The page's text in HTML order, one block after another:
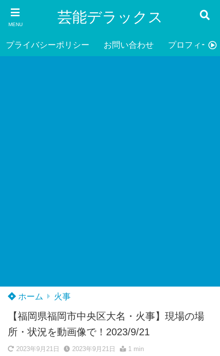
MENU 芸能デラックス
プライバシーポリシー お問い合わせ プロフィール
ホーム 火事
【福岡県福岡市中央区大名・火事】現場の場
所・状況を動画像で！2023/9/21
2023年9月21日 2023年9月21日 1 min